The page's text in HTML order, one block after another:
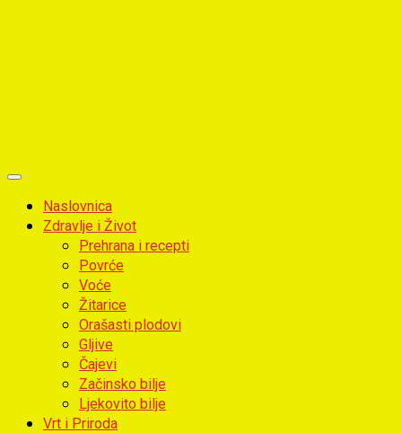
Primary
MenuNaslovnica
Zdravlje i Život
Prehrana i recepti
Povrće
Voće
Žitarice
Orašasti plodovi
Gljive
Čajevi
Začinsko bilje
Ljekovito bilje
Vrt i Priroda